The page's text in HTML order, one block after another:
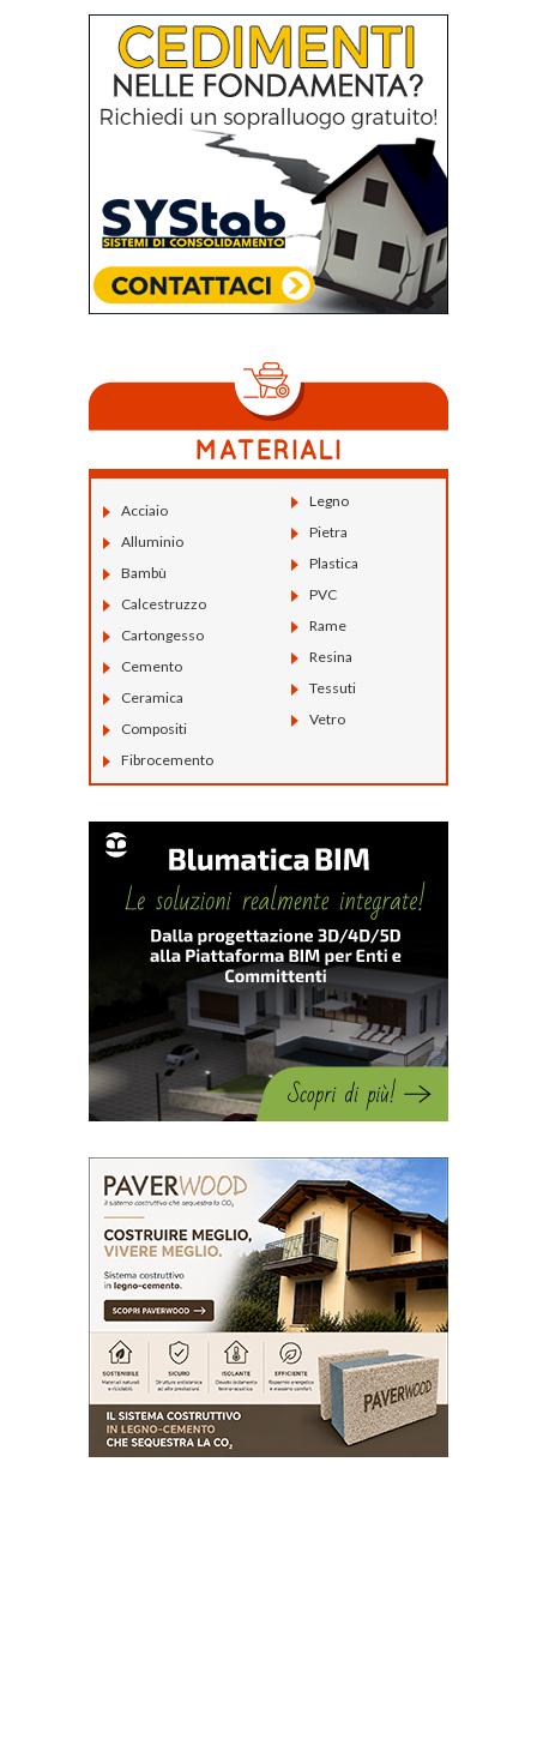
Acciaio
Alluminio
Bambù
Calcestruzzo
Cartongesso
Cemento
Ceramica
Compositi
Fibrocemento
Legno
Pietra
Plastica
PVC
Rame
Resina
Tessuti
Vetro